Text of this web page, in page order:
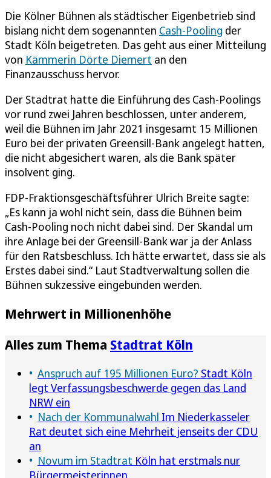
Die Kölner Bühnen als städtischer Eigenbetrieb sind
bislang nicht dem sogenannten Cash-Pooling der
Stadt Köln beigetreten. Das geht aus einer Mitteilung
von Kämmerin Dörte Diemert an den
Finanzausschuss hervor.
Der Stadtrat hatte die Einführung des Cash-Poolings
vor rund zwei Jahren beschlossen, unter anderem,
weil die Bühnen im Jahr 2021 insgesamt 15 Millionen
Euro bei der privaten Greensill-Bank angelegt hatten,
die nicht abgesichert waren, als die Bank später
insolvent ging.
FDP-Fraktionsgeschäftsführer Ulrich Breite sagte:
„Es kann ja wohl nicht sein, dass die Bühnen beim
Cash-Pooling noch nicht dabei sind. Der Skandal um
ihre Anlage bei der Greensill-Bank war ja der Anlass
für den Ratsbeschluss. Ich hätte erwartet, dass sie als
Erstes dabei sind.“ Laut Stadtverwaltung sollen die
Bühnen sukzessive eingebunden werden.
Mehrwert in Millionenhöhe
Alles zum Thema Stadtrat Köln
Anspruch auf 195 Millionen Euro? Stadt Köln
legt Verfassungsbeschwerde gegen das Land
NRW ein
Nach der Kommunalwahl Im Niederkasseler
Rat deutet sich eine Mehrheit jenseits der CDU
an
Novum im Stadtrat Köln hat erstmals nur
Bürgermeisterinnen